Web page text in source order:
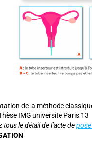
de la méthode
IMG université Paris 13
tous le détail de l’acte depose